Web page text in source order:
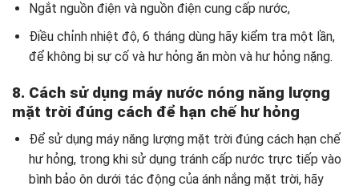
Ngắt nguồn điện và nguồn điện cung cấp nước,
Điều chỉnh nhiệt độ, 6 tháng dùng hãy kiểm tra một lần,
để không bị sự cố và hư hỏng ăn mòn và hư hỏng nặng.
8. Cách sử dụng máy nước nóng năng lượng
mặt trời đúng cách để hạn chế hư hỏng
Để sử dụng máy năng lượng mặt trời đúng cách hạn chế
hư hỏng, trong khi sử dụng tránh cấp nước trực tiếp vào
bình bảo ôn dưới tác động của ánh nắng mặt trời, hãy